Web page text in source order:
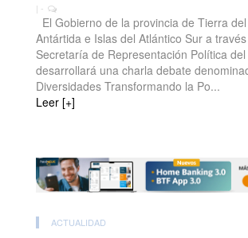
| -
El Gobierno de la provincia de Tierra
Antártida e Islas del Atlántico Sur a
Secretaría de Representación Política
desarrollará una charla debate
Diversidades Transformando la Po...
Leer [+]
ACTUALIDAD